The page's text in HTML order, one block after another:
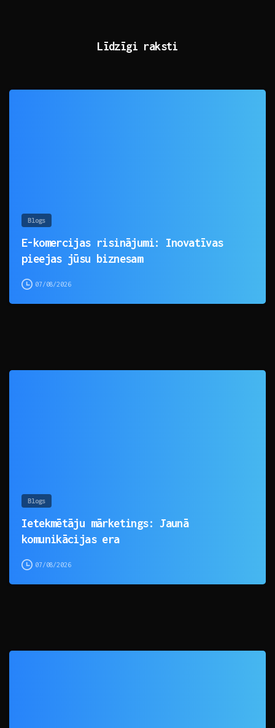
Līdzīgi raksti
Blogs
E-komercijas risinājumi: Inovatīvas
pieejas jūsu biznesam
07/08/2026
Blogs
Ietekmētāju mārketings: Jaunā
komunikācijas era
07/08/2026